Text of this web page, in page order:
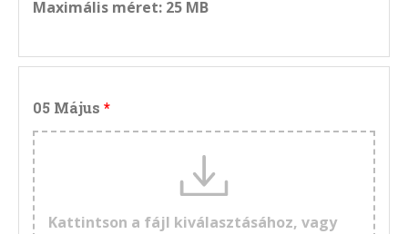
Maximális méret: 25 MB
05 Május
Kattintson a fájl kiválasztásához, vagy